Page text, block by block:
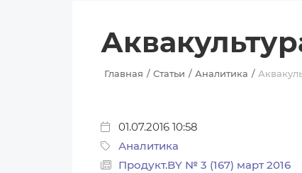
Главная Статьи Аналитика
01.07.2016 10:58
Аналитика
Продукт.BY № 3 (167) март 2016